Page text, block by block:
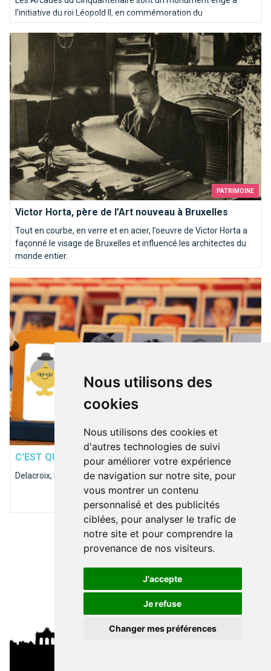
Nous utilisons des
cookies
Nous utilisons des cookies et
d'autres technologies de suivi
pour améliorer votre expérience
de navigation sur notre site, pour
vous montrer un contenu
personnalisé et des publicités
ciblées, pour analyser le trafic de
notre site et pour comprendre la
provenance de nos visiteurs.
J'accepte
Je refuse
Changer mes préférences
l'initiative du roi Léopold II, en commémoration du
cinquantième anniversaire de l'indépendance de la Belgique en
PATRIMOINE
Victor Horta, père de l’Art nouveau à Bruxelles
Tout en courbe, en verre et en acier, l’oeuvre de Victor Horta a
façonné le visage de Bruxelles et influencé les architectes du
monde entier.
Victor Horta, père de l’Art nouveau à Bruxelles
C'EST QUI CELUI-LA?Ces inconnus du métro
Delacroix, Madou, Hankar, Louise...
Ces inconnus du métro
Top 10 des demandes en mariage à faire à Bruxelles